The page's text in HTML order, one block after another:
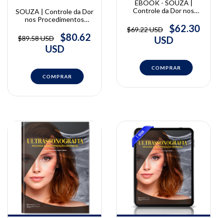
SOUZA | Controle da Dor
nos Procedimentos
Analgésicos - Guia
prático para conforto do
paciente estético |
$89.58 USD
$80.62
USD
EBOOK - SOUZA |
Controle da Dor nos
Estéticos: Anestesia e
Analgésicos - Guia
prático para conforto do
$69.22 USD
$62.30
USD